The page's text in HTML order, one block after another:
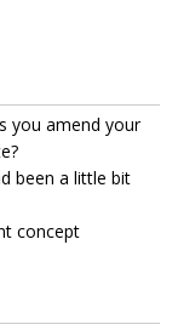
you amend your
been a little bit
concept